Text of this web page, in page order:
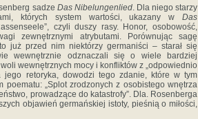
sadze Das Nibelungenlied. Dla niego starzy
których system wartości, ukazany w Das
czyli duszy rasy. Honor, osobowość,
zewnętrznymi atrybutami. Porównując sagę
już przed nim niektórzy germaniści – starał się
wewnętrznie odznaczali się o wiele bardziej
wewnętrznych mocy i konfliktów z „odpowiednio
jego retoryka, dowodzi tego zdanie, które w tym
poematu: „Splot zrodzonych z osobistego wnętrza
prowadzące do katastrofy”. Dla. Rosenberga
objawień germańskiej istoty, pieśnią o miłości,